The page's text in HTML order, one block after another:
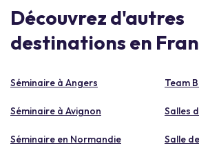
Découvrez d'autres
destinations en
Séminaire à Angers Team
Séminaire à Avignon Salles
Séminaire en Normandie
Salle